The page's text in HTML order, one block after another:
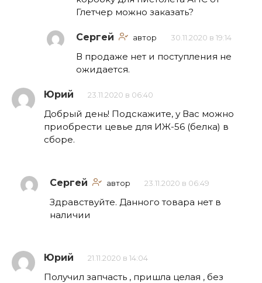
Глетчер можно заказать?
Сергей автор 30.11.2020 в 19:14
В продаже нет и поступления не
ожидается.
Юрий 23.11.2020 в 06:40
Добрый день! Подскажите, у Вас можно
приобрести цевье для ИЖ-56 (белка) в
сборе.
Сергей автор 23.11.2020 в 06:49
Здравствуйте. Данного товара нет в
наличии
Юрий 21.11.2020 в 14:04
Получил запчасть , пришла целая , без